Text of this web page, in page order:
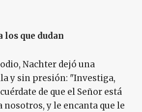
los que dudan
Nachter dejó una
y sin presión: "Investiga,
de que el Señor está
y le encanta que le